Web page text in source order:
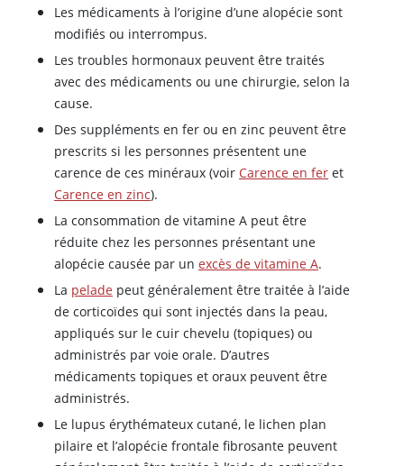
Les médicaments à l’origine d’une alopécie sont
modifiés ou interrompus.
Les troubles hormonaux peuvent être traités
avec des médicaments ou une chirurgie, selon la
cause.
Des suppléments en fer ou en zinc peuvent être
prescrits si les personnes présentent une
carence de ces minéraux (voir Carence en fer et
Carence en zinc).
La consommation de vitamine A peut être
réduite chez les personnes présentant une
alopécie causée par un excès de vitamine A.
La pelade peut généralement être traitée à l’aide
de corticoïdes qui sont injectés dans la peau,
appliqués sur le cuir chevelu (topiques) ou
administrés par voie orale. D’autres
médicaments topiques et oraux peuvent être
administrés.
Le lupus érythémateux cutané, le lichen plan
pilaire et l’alopécie frontale fibrosante peuvent